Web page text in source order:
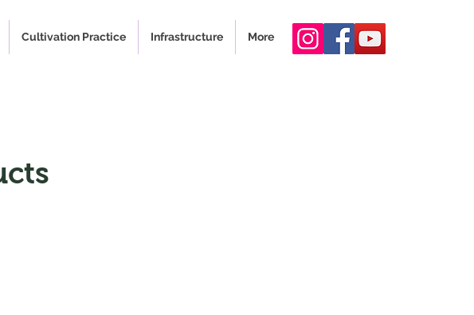
Cultivation Practice Infrastructure More